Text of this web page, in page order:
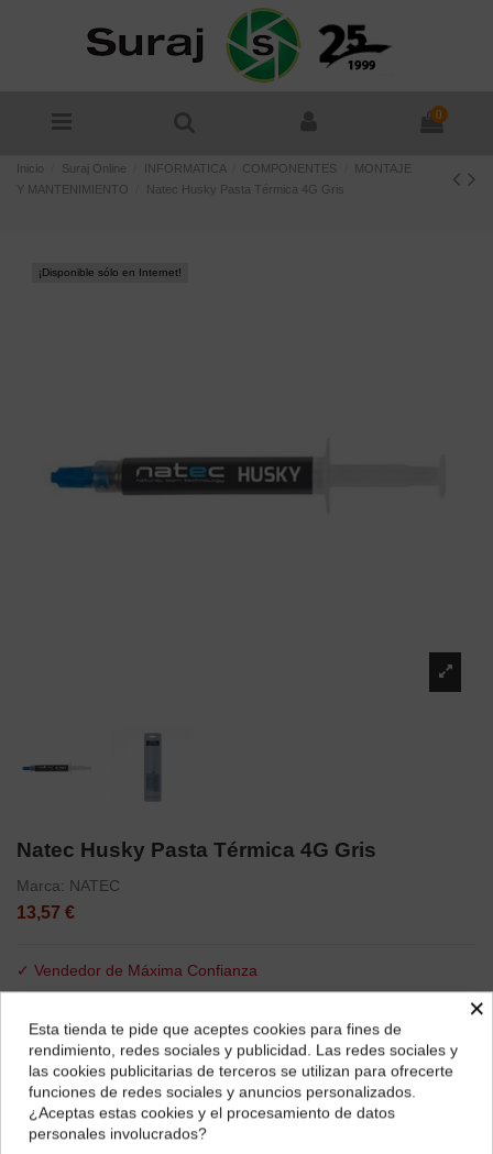
0
Inicio Suraj Online INFORMATICA COMPONENTES
MONTAJE
Y MANTENIMIENTO
Natec Husky Pasta Térmica 4G Gris
¡Disponible sólo en Internet!
Natec Husky Pasta Térmica 4G Gris
Marca: NATEC
13,57 €
✓ Vendedor de Máxima Confianza
✓ Elección Segura
Natec Husky, pasta térmica de alto rendimiento para una
refrigeración eficaz de la CPU y GPU. Fácil de aplicar y con una
conductividad térmica óptima.
¿Dónde deseas recibir tu pedido?
Selecciona tu ubicación para mostrarte los precios e
impuestos correctos para tu región.
×
Esta tienda te pide que aceptes cookies para fines de
rendimiento, redes sociales y publicidad. Las redes sociales y
las cookies publicitarias de terceros se utilizan para ofrecerte
funciones de redes sociales y anuncios personalizados.
¿Aceptas estas cookies y el procesamiento de datos
personales involucrados?